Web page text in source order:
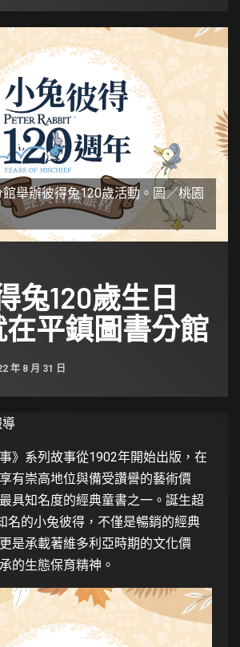
舉辦彼得兔120歲活動。圖／桃園
兔120歲生日
平鎮圖書分館
年 8 月 31 日
》系列故事從1902年開始出版，在
有崇高地位與備受讚譽的藝術價
具知名度的經典童書之一。誕生超
名的小兔彼得，不僅是暢銷的經典
是承載著維多利亞時期的文化價
的生態保育精神。